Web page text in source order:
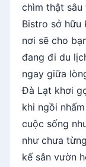
chìm thật sâu
Bistro sở hữu
nơi sẽ cho
đang đi du
ngay giữa
Đà Lạt khơi
khi ngồi
cuộc sống
như chưa
kế sân vườn